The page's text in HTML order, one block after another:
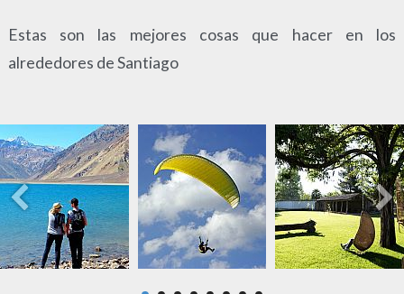
Estas son las mejores cosas que hacer en los
alrededores de Santiago